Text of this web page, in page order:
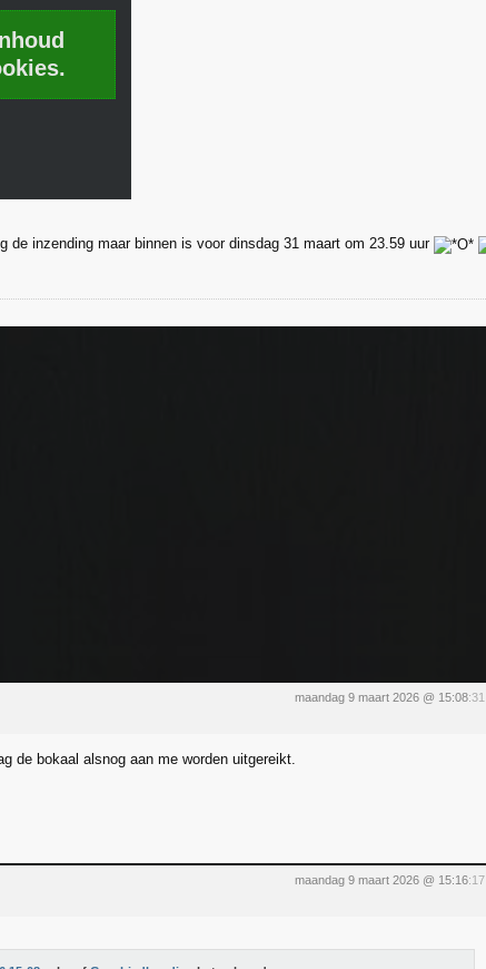
de inzending maar binnen is voor dinsdag 31 maart om 23.59 uur
maandag 9 maart 2026 @ 15:08:31
de bokaal alsnog aan me worden uitgereikt.
maandag 9 maart 2026 @ 15:16:17